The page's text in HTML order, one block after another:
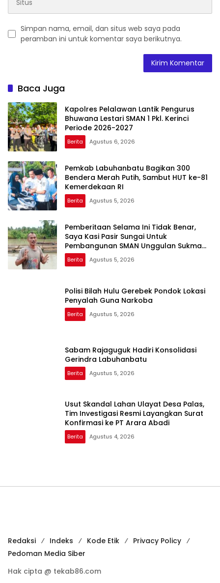
Simpan nama, email, dan situs web saya pada
peramban ini untuk komentar saya berikutnya.
Baca Juga
Kapolres Pelalawan Lantik Pengurus
Bhuwana Lestari SMAN 1 Pkl. Kerinci
Periode 2026-2027
Berita Agustus 6, 2026
Pemkab Labuhanbatu Bagikan 300
Bendera Merah Putih, Sambut HUT ke-81
Kemerdekaan RI
Berita Agustus 5, 2026
Pemberitaan Selama Ini Tidak Benar,
Saya Kasi Pasir Sungai Untuk
Pembangunan SMAN Unggulan Sukma
Nias
Berita Agustus 5, 2026
Polisi Bilah Hulu Gerebek Pondok Lokasi
Penyalah Guna Narkoba
Berita Agustus 5, 2026
Sabam Rajaguguk Hadiri Konsolidasi
Gerindra Labuhanbatu
Berita Agustus 5, 2026
Usut Skandal Lahan Ulayat Desa Palas,
Tim Investigasi Resmi Layangkan Surat
Konfirmasi ke PT Arara Abadi
Berita Agustus 4, 2026
Redaksi Indeks Kode Etik
Privacy Policy
Pedoman Media Siber
Hak cipta @ tekab86.com